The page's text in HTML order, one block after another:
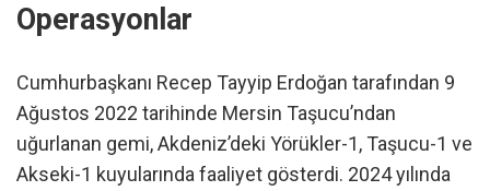
Operasyonlar
Cumhurbaşkanı Recep Tayyip Erdoğan tarafından 9
Ağustos 2022 tarihinde Mersin Taşucu’ndan
uğurlanan gemi, Akdeniz’deki Yörükler-1, Taşucu-1 ve
Akseki-1 kuyularında faaliyet gösterdi. 2024 yılında